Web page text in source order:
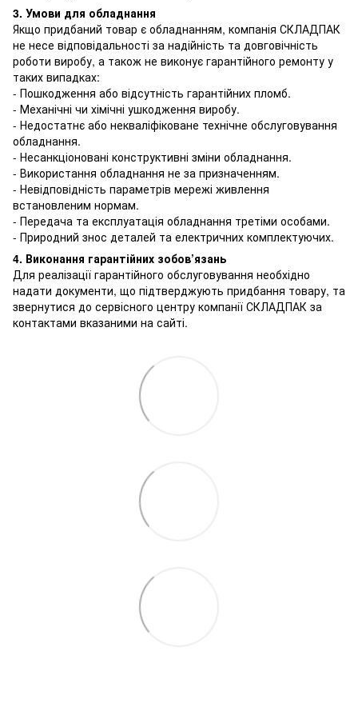
3. Умови для обладнання
Якщо придбаний товар є обладнанням, компанія СКЛАДПАК
не несе відповідальності за надійність та довговічність
роботи виробу, а також не виконує гарантійного ремонту у
таких випадках:
- Пошкодження або відсутність гарантійних пломб.
- Механічні чи хімічні ушкодження виробу.
- Недостатнє або некваліфіковане технічне обслуговування
обладнання.
- Несанкціоновані конструктивні зміни обладнання.
- Використання обладнання не за призначенням.
- Невідповідність параметрів мережі живлення
встановленим нормам.
- Передача та експлуатація обладнання третіми особами.
- Природний знос деталей та електричних комплектуючих.
4. Виконання гарантійних зобов’язань
Для реалізації гарантійного обслуговування необхідно
надати документи, що підтверджують придбання товару, та
звернутися до сервісного центру компанії СКЛАДПАК за
контактами вказаними на сайті.